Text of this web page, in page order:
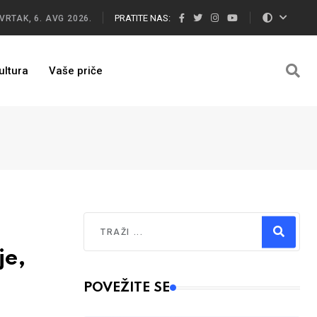
6. AVG 2026. PRATITE NAS:
Vaše priče
Type 2 or more characters for results.
POVEŽITE SE